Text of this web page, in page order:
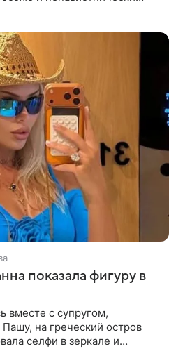
показала фигуру в
вместе с супругом,
на греческий остров
селфи в зеркале и